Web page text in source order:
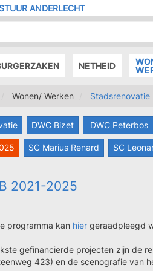
ANDERLECHT
NETHEID
Wonen/ Werken Stadsrenovatie
DWC Bizet DWC Peterbos
SC Marius Renard SC
2021-2025
programma kan hier geraadpleegd
gefinancierde projecten zijn de
423) en de scenografie van